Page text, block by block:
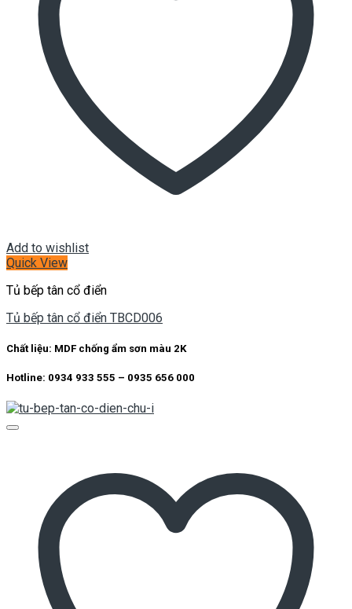
Add to wishlist
Quick View
Tủ bếp tân cổ điển
Tủ bếp tân cổ điển TBCD006
Chất liệu: MDF chống ẩm sơn màu 2K
Hotline: 0934 933 555 – 0935 656 000